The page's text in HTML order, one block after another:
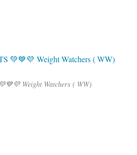
Weight Watchers ( WW)